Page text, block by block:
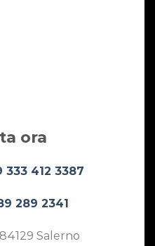
ora
333 412 3387
289 2341
Salerno